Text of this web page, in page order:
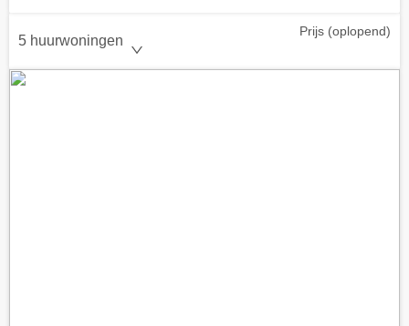
Plaatsnaam
5 huurwoningen
Prijs (oplopend)